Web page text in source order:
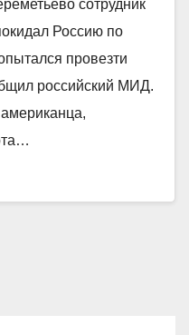
сотрудник
Россию по
провезти
российский МИД.